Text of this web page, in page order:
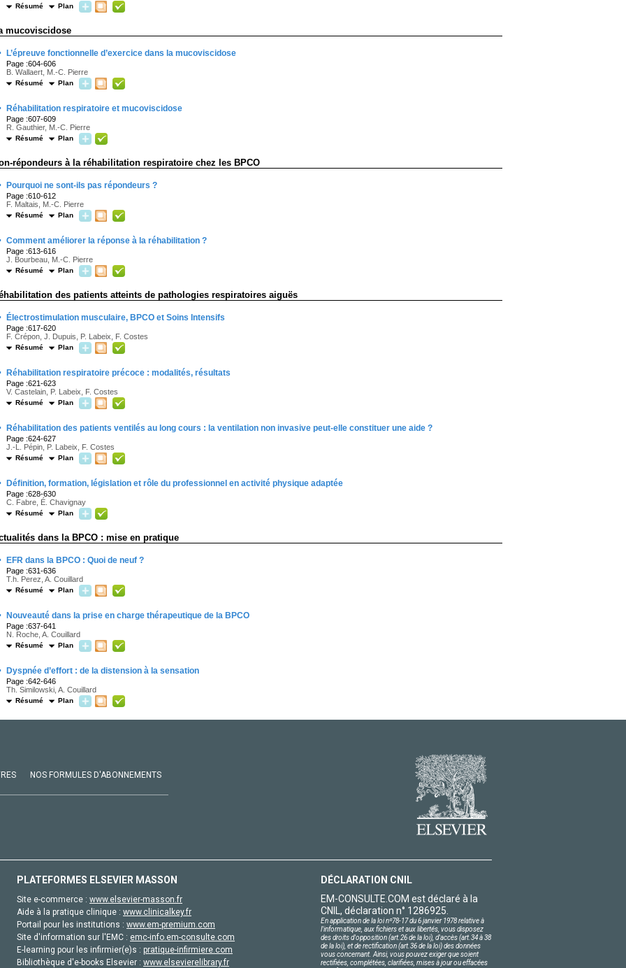
Résumé Plan
mucoviscidose
L’épreuve fonctionnelle d’exercice dans la mucoviscidose
Page :604-606
B. Wallaert, M.-C. Pierre
Résumé Plan
Réhabilitation respiratoire et mucoviscidose
Page :607-609
R. Gauthier, M.-C. Pierre
Résumé Plan
répondeurs à la réhabilitation respiratoire chez les BPCO
Pourquoi ne sont-ils pas répondeurs ?
Page :610-612
F. Maltais, M.-C. Pierre
Résumé Plan
Comment améliorer la réponse à la réhabilitation ?
Page :613-616
J. Bourbeau, M.-C. Pierre
Résumé Plan
des patients atteints de pathologies respiratoires aiguës
Électrostimulation musculaire, BPCO et Soins Intensifs
Page :617-620
F. Crépon, J. Dupuis, P. Labeix, F. Costes
Résumé Plan
Réhabilitation respiratoire précoce : modalités, résultats
Page :621-623
V. Castelain, P. Labeix, F. Costes
Résumé Plan
Réhabilitation des patients ventilés au long cours : la ventilation non invasive peut-elle constituer une aide ?
Page :624-627
J.-L. Pépin, P. Labeix, F. Costes
Résumé Plan
Définition, formation, législation et rôle du professionnel en activité physique adaptée
Page :628-630
C. Fabre, É. Chavignay
Résumé Plan
dans la BPCO : mise en pratique
EFR dans la BPCO : Quoi de neuf ?
Page :631-636
T.h. Perez, A. Couillard
Résumé Plan
Nouveauté dans la prise en charge thérapeutique de la BPCO
Page :637-641
N. Roche, A. Couillard
Résumé Plan
Dyspnée d’effort : de la distension à la sensation
Page :642-646
Th. Similowski, A. Couillard
Résumé Plan
NOS FORMULES D'ABONNEMENTS
PLATEFORMES ELSEVIER MASSON
Site e-commerce : www.elsevier-masson.fr
Aide à la pratique clinique : www.clinicalkey.fr
Portail pour les institutions : www.em-premium.com
Site d'information sur l'EMC : emc-info.em-consulte.com
E-learning pour les infirmier(e)s : pratique-infirmiere.com
Bibliothèque d'e-books Elsevier : www.elsevierelibrary.fr
DÉCLARATION CNIL
EM-CONSULTE.COM est déclaré à la
CNIL, déclaration n° 1286925.
En application de la loi nº78-17 du 6 janvier 1978 relative à
l'informatique, aux fichiers et aux libertés, vous disposez
des droits d'opposition (art.26 de la loi), d'accès (art.34 à 38
de la loi), et de rectification (art.36 de la loi) des données
vous concernant. Ainsi, vous pouvez exiger que soient
rectifiées, complétées, clarifiées, mises à jour ou effacées